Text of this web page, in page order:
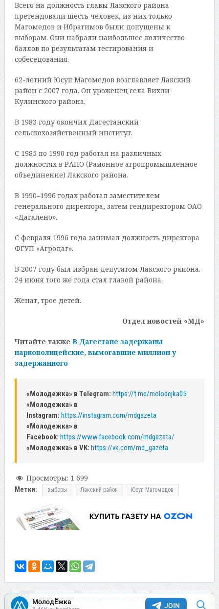
Всего на должность главы Лакского района
претендовали шесть человек, из них только
Магомедов и Ибрагимов были допущены к
выборам. Они набрали наибольшее количество
баллов по результатам тестирования и
собеседования.
62-летний Юсуп Магомедов возглавляет Лакский
район с 2007 года. Он уроженец села Вихли
Кулинского района.
В 1983 году окончил Дагестанский
сельскохозяйственный институт.
С 1985 по 1990 год работал на различных
должностях в РАПО (Районное агропромышленное
объединение) Лакского района.
В 1990–1996 годах работал заместителем
генерального директора, затем гендиректором ОАО
«Дагалено».
С февраля 1996 года занимал должность директора
ФГУП «Агродаг».
В 2007 году был избран депутатом Лакского района.
24 июня того же года стал главой района.
Женат, трое детей.
Отдел новостей «МД»
Читайте также В Дагестане задержаны
наркополицейские, вымогавшие миллион у
задержанного
«Молодежка» в Telegram: https://t.me/molodejka05
«Молодежка» в
Instagram: https://instagram.com/mdgazeta
«Молодежка» в
Facebook: https://www.facebook.com/mdgazeta/
«Молодежка» в VK: https://vk.com/md_gazeta
Просмотры: 1 699
Метки: выборы Лакский район Юсуп Магомедов